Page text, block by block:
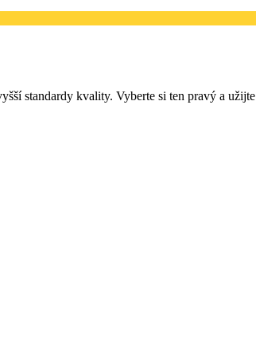
standardy kvality. Vyberte si ten pravý a